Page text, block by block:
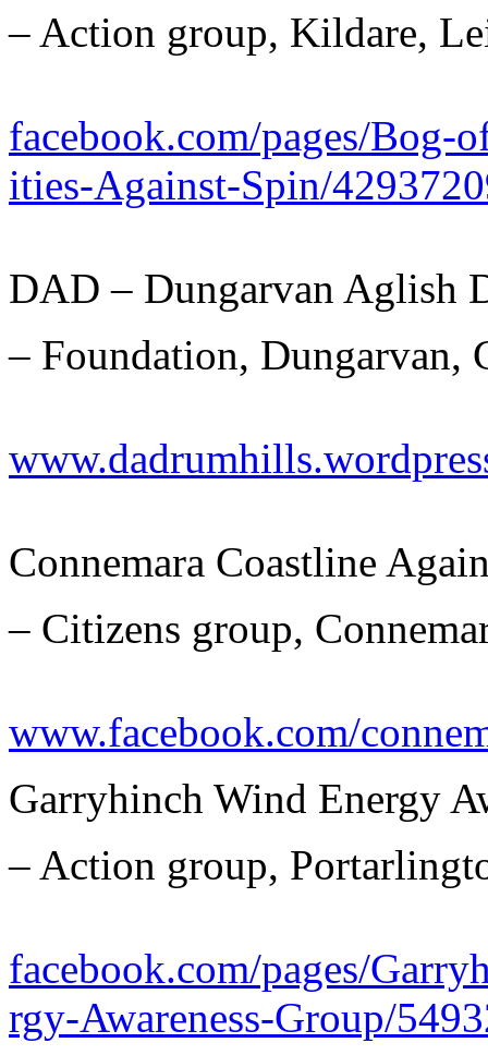
– Action group, Kildare,
facebook.com/pages/Bog-
ities-Against-Spin/
DAD – Dungarvan Aglish
– Foundation, Dungarvan,
Connemara Coastline
– Citizens group,
www.facebook.com/
Garryhinch Wind Energy
– Action group,
facebook.com/pages/
rgy-Awareness-Group/